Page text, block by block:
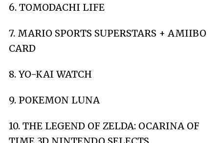
6. TOMODACHI LIFE
7. MARIO SPORTS SUPERSTARS + AMIIBO
CARD
8. YO-KAI WATCH
9. POKEMON LUNA
10. THE LEGEND OF ZELDA: OCARINA OF